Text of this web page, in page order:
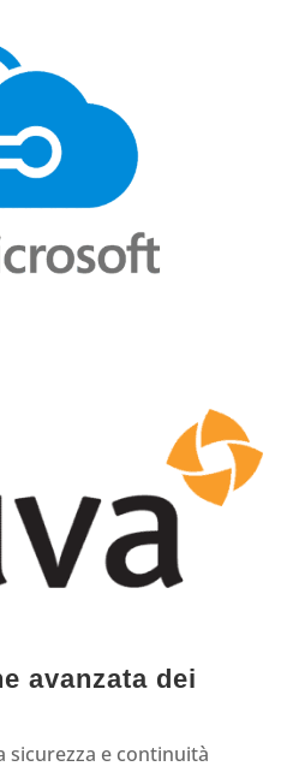
avanzata dei
sicurezza e continuità